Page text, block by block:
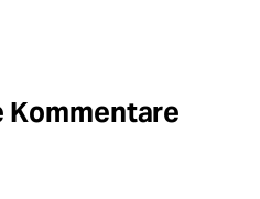
Kommentare